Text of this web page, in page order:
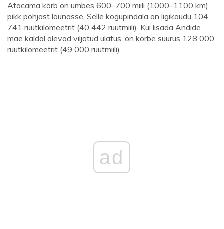
Atacama kõrb on umbes 600–700 miili (1000–1100 km)
pikk põhjast lõunasse. Selle kogupindala on ligikaudu 104
741 ruutkilomeetrit (40 442 ruutmiili). Kui lisada Andide
mäe kaldal olevad viljatud ulatus, on kõrbe suurus 128 000
ruutkilomeetrit (49 000 ruutmiili).
ad